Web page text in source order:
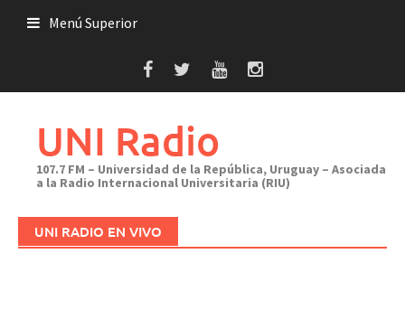
Menú Superior
UNI Radio
107.7 FM – Universidad de la República, Uruguay – Asociada
a la Radio Internacional Universitaria (RIU)
UNI RADIO EN VIVO